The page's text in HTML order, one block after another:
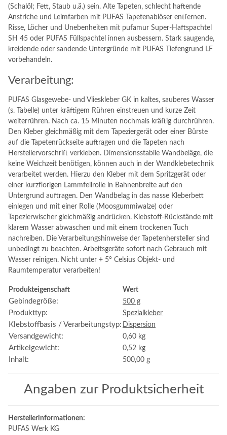
(Schalöl; Fett, Staub u.ä.) sein. Alte Tapeten, schlecht haftende
Anstriche und Leimfarben mit PUFAS Tapetenablöser entfernen.
Risse, Löcher und Unebenheiten mit pufamur Super-Haftspachtel
SH 45 oder PUFAS Füllspachtel innen ausbessern. Stark saugende,
kreidende oder sandende Untergründe mit PUFAS Tiefengrund LF
vorbehandeln.
Verarbeitung:
PUFAS Glasgewebe- und Vlieskleber GK in kaltes, sauberes Wasser
(s. Tabelle) unter kräftigem Rühren einstreuen und kurze Zeit
weiterrühren. Nach ca. 15 Minuten nochmals kräftig durchrühren.
Den Kleber gleichmäßig mit dem Tapeziergerät oder einer Bürste
auf die Tapetenrückseite auftragen und die Tapeten nach
Herstellervorschrift verkleben. Dimensionsstabile Wandbeläge, die
keine Weichzeit benötigen, können auch in der Wandklebetechnik
verarbeitet werden. Hierzu den Kleber mit dem Spritzgerät oder
einer kurzflorigen Lammfellrolle in Bahnenbreite auf den
Untergrund auftragen. Den Wandbelag in das nasse Kleberbett
einlegen und mit einer Rolle (Moosgummiwalze) oder
Tapezierwischer gleichmäßig andrücken. Klebstoff-Rückstände mit
klarem Wasser abwaschen und mit einem trockenen Tuch
nachreiben. Die Verarbeitungshinweise der Tapetenhersteller sind
unbedingt zu beachten. Arbeitsgeräte sofort nach Gebrauch mit
Wasser reinigen. Nicht unter + 5° Celsius Objekt- und
Raumtemperatur verarbeiten!
Produkteigenschaft Wert
Gebindegröße: 500 g
Produkttyp: Spezialkleber
Klebstoffbasis / Verarbeitungstyp: Dispersion
Versandgewicht: 0,60 kg
Artikelgewicht: 0,52 kg
Inhalt: 500,00 g
Angaben zur Produktsicherheit
Herstellerinformationen:
PUFAS Werk KG